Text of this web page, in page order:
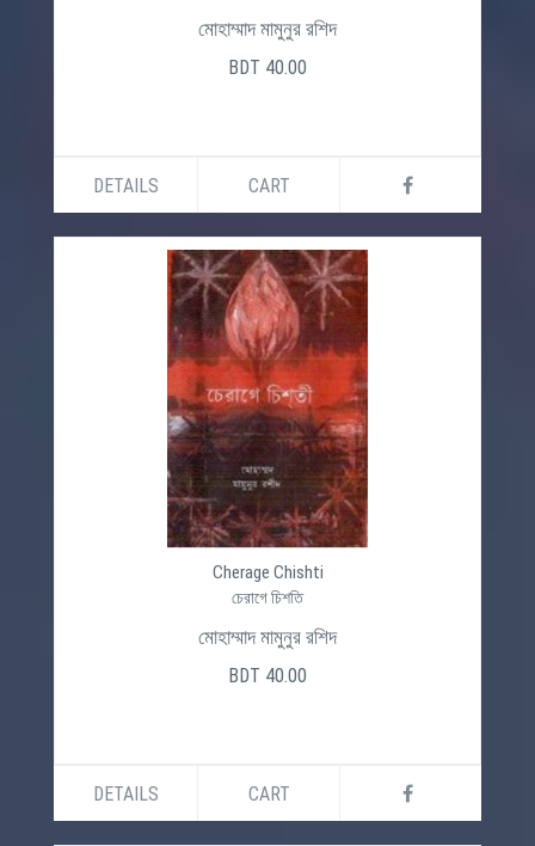
মোহাম্মাদ মামুনুর রশিদ
BDT 40.00
DETAILS CART
Cherage Chishti
চেরাগে চিশতি
মোহাম্মাদ মামুনুর রশিদ
BDT 40.00
DETAILS CART